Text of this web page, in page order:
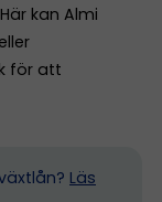
kan Almi
för att
Läs